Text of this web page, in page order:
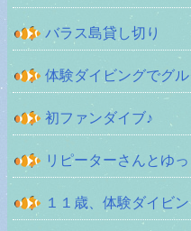
バラス島貸し切り
体験ダイビングでグ
初ファンダイブ♪
リピーターさんとゆ
１１歳、体験ダイビ